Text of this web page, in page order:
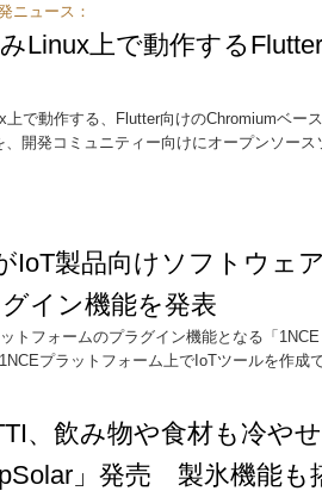
ニュース：
Linux上で動作する
で動作する、Flutter向けのChromiumベー
、開発コミュニティー向けにオープンソー
IoT製品向けソフトウェ
イン機能を発表
トフォームのプラグイン機能となる「
プラットフォーム上でIoTツールを作成
、飲み物や食材も冷や
」発売 製氷機能も